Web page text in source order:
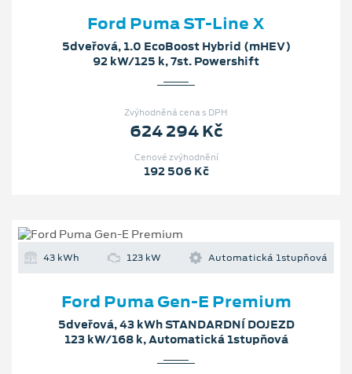
Ford Puma ST-Line X
5dveřová, 1.0 EcoBoost Hybrid (mHEV)
92 kW/125 k, 7st. Powershift
Zvýhodněná cena s DPH
624 294 Kč
Cenové zvýhodnění
192 506 Kč
43 kWh 123 kW Automatická 1stupňová
Ford Puma Gen-E Premium
5dveřová, 43 kWh STANDARDNÍ DOJEZD
123 kW/168 k, Automatická 1stupňová